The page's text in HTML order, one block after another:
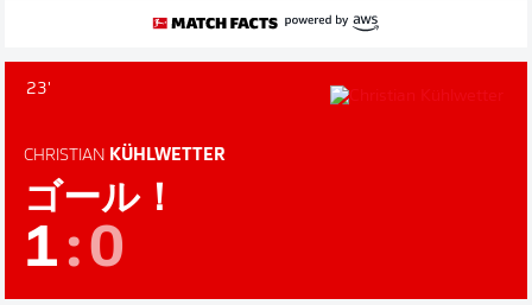
23'
CHRISTIAN KÜHLWETTER
ゴール！
1:0